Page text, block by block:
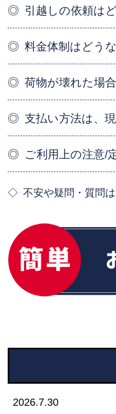
引越しの依頼は
料金体制はどう
荷物が壊れた場
支払い方法は、
ご利用上の注意/
不安や疑問・質問
2026.7.30